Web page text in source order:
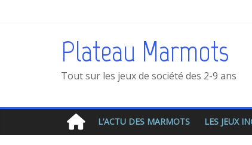
Plateau Marmots
Tout sur les jeux de société des 2-9 ans
L’ACTU DES MARMOTS LES JEUX